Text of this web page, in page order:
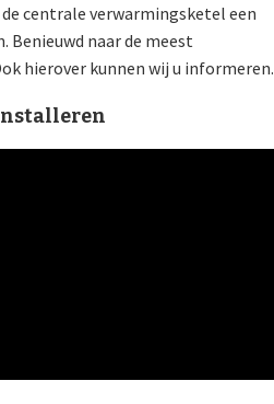
centrale verwarmingsketel een
naar de meest
hierover kunnen wij u informeren.